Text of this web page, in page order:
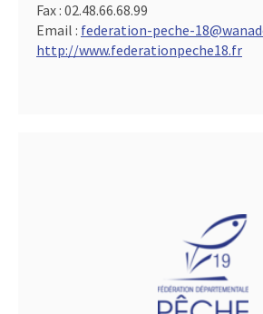
Fax : 02.48.66.68.99
Email : federation-peche-
http://www.federationpeche18.fr